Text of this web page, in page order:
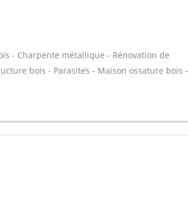
- Charpente métallique - Rénovation de
bois - Parasites - Maison ossature bois -